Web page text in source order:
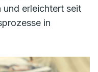
und erleichtert seit
in